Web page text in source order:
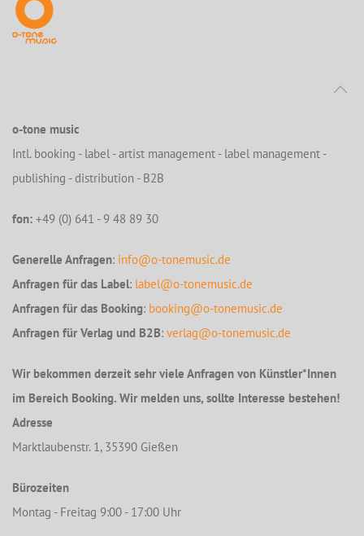
o-tone music
Intl. booking - label - artist management - label management -
publishing - distribution - B2B
fon: +49 (0) 641 - 9 48 89 30
Generelle Anfragen: info@o-tonemusic.de
Anfragen für das Label: label@o-tonemusic.de
Anfragen für das Booking: booking@o-tonemusic.de
Anfragen für Verlag und B2B: verlag@o-tonemusic.de
Wir bekommen derzeit sehr viele Anfragen von Künstler*Innen
im Bereich Booking. Wir melden uns, sollte Interesse bestehen!
Adresse
Marktlaubenstr. 1, 35390 Gießen
Bürozeiten
Montag - Freitag 9:00 - 17:00 Uhr